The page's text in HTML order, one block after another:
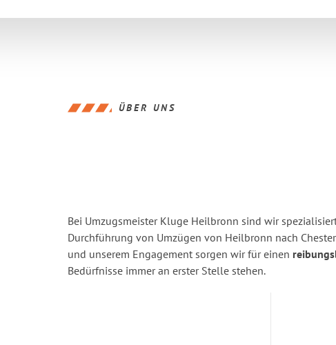
ÜBER UNS
Bei Umzugsmeister Kluge Heilbronn sind wir
Durchführung von Umzügen von Heilbronn nach
und unserem Engagement sorgen wir für einen
Bedürfnisse immer an erster Stelle stehen.